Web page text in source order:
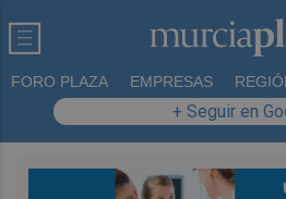
FORO PLAZA EMPRESAS
+ Seguir en